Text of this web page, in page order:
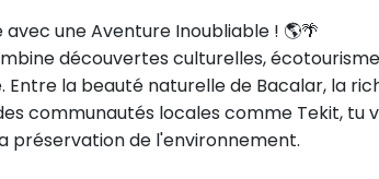
avec une Aventure Inoubliable ! 🌎🌴
découvertes culturelles,
Entre la beauté naturelle de Bacalar, la
communautés locales comme Tekit, tu
préservation de l'environnement.